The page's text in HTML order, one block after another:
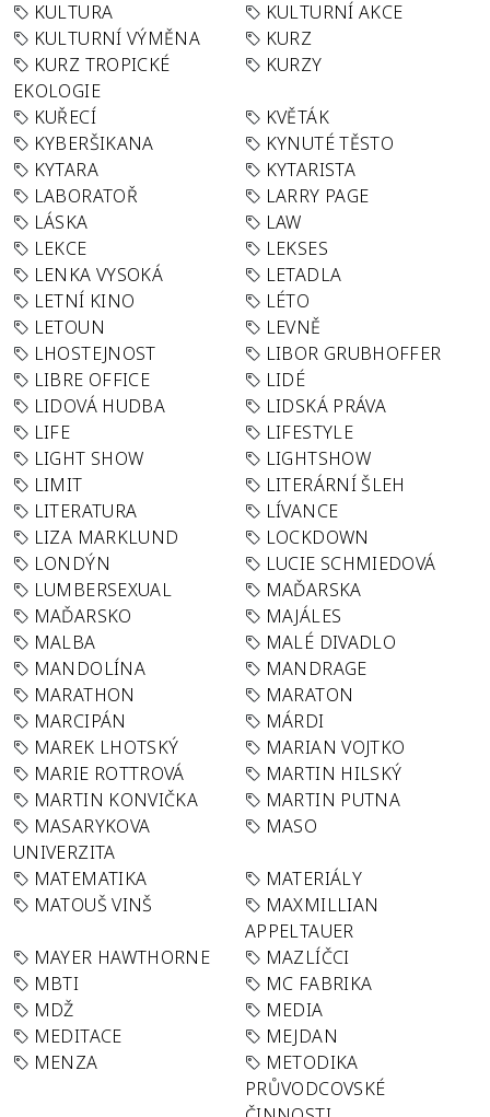
KULTURA
KULTURNÍ AKCE
KULTURNÍ VÝMĚNA
KURZ
KURZ TROPICKÉ
EKOLOGIE
KURZY
KUŘECÍ
KVĚTÁK
KYBERŠIKANA
KYNUTÉ TĚSTO
KYTARA
KYTARISTA
LABORATOŘ
LARRY PAGE
LÁSKA
LAW
LEKCE
LEKSES
LENKA VYSOKÁ
LETADLA
LETNÍ KINO
LÉTO
LETOUN
LEVNĚ
LHOSTEJNOST
LIBOR GRUBHOFFER
LIBRE OFFICE
LIDÉ
LIDOVÁ HUDBA
LIDSKÁ PRÁVA
LIFE
LIFESTYLE
LIGHT SHOW
LIGHTSHOW
LIMIT
LITERÁRNÍ ŠLEH
LITERATURA
LÍVANCE
LIZA MARKLUND
LOCKDOWN
LONDÝN
LUCIE SCHMIEDOVÁ
LUMBERSEXUAL
MAĎARSKA
MAĎARSKO
MAJÁLES
MALBA
MALÉ DIVADLO
MANDOLÍNA
MANDRAGE
MARATHON
MARATON
MARCIPÁN
MÁRDI
MAREK LHOTSKÝ
MARIAN VOJTKO
MARIE ROTTROVÁ
MARTIN HILSKÝ
MARTIN KONVIČKA
MARTIN PUTNA
MASARYKOVA
UNIVERZITA
MASO
MATEMATIKA
MATERIÁLY
MATOUŠ VINŠ
MAXMILLIAN
APPELTAUER
MAYER HAWTHORNE
MAZLÍČCI
MBTI
MC FABRIKA
MDŽ
MEDIA
MEDITACE
MEJDAN
MENZA
METODIKA
PRŮVODCOVSKÉ